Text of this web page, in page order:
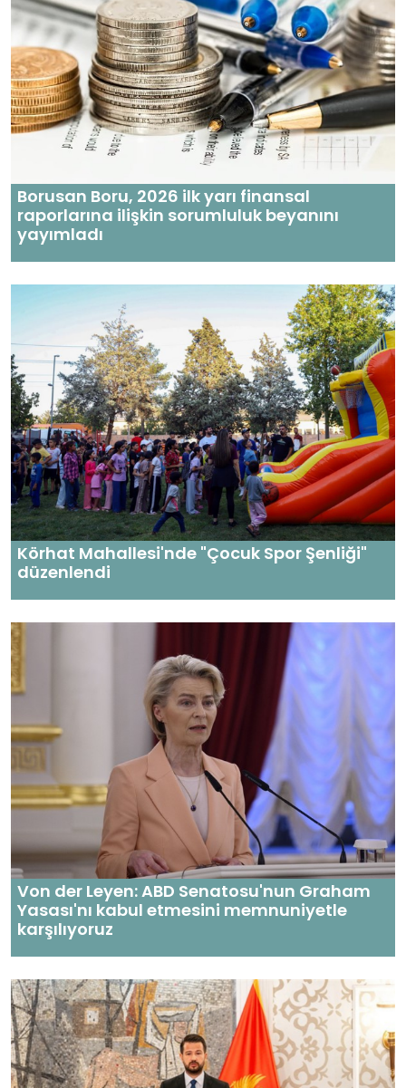
Borusan Boru, 2026 ilk yarı finansal
raporlarına ilişkin sorumluluk beyanını
yayımladı
Körhat Mahallesi'nde "Çocuk Spor Şenliği"
düzenlendi
Von der Leyen: ABD Senatosu'nun Graham
Yasası'nı kabul etmesini memnuniyetle
karşılıyoruz